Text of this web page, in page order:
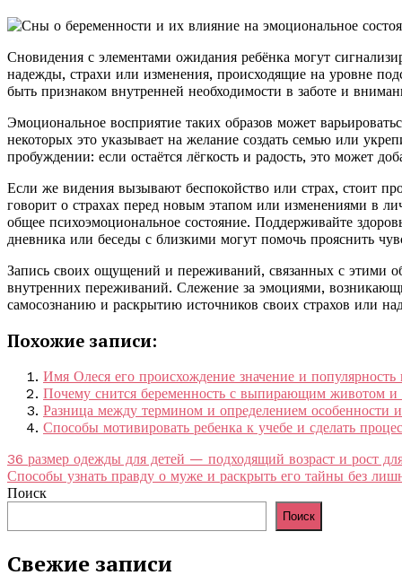
Сновидения с элементами ожидания ребёнка могут
надежды, страхи или изменения, происходящие на уровне
быть признаком внутренней необходимости в заботе и
Эмоциональное восприятие таких образов может
некоторых это указывает на желание создать семью или
пробуждении: если остаётся лёгкость и радость, это может
Если же видения вызывают беспокойство или страх, стоит
говорит о страхах перед новым этапом или изменениями в
общее психоэмоциональное состояние. Поддерживайте
дневника или беседы с близкими могут помочь прояснить
Запись своих ощущений и переживаний, связанных с этими
внутренних переживаний. Слежение за эмоциями,
самосознанию и раскрытию источников своих страхов или
Похожие записи:
Имя Олеся его происхождение значение и
Почему снится беременность с выпирающим животом и
Разница между термином и определением особенности
Способы мотивировать ребенка к учебе и сделать
Навигация
по
36 размер одежды для детей — подходящий возраст и рост
Способы узнать правду о муже и раскрыть его тайны без
Поиск
Поиск
Свежие записи